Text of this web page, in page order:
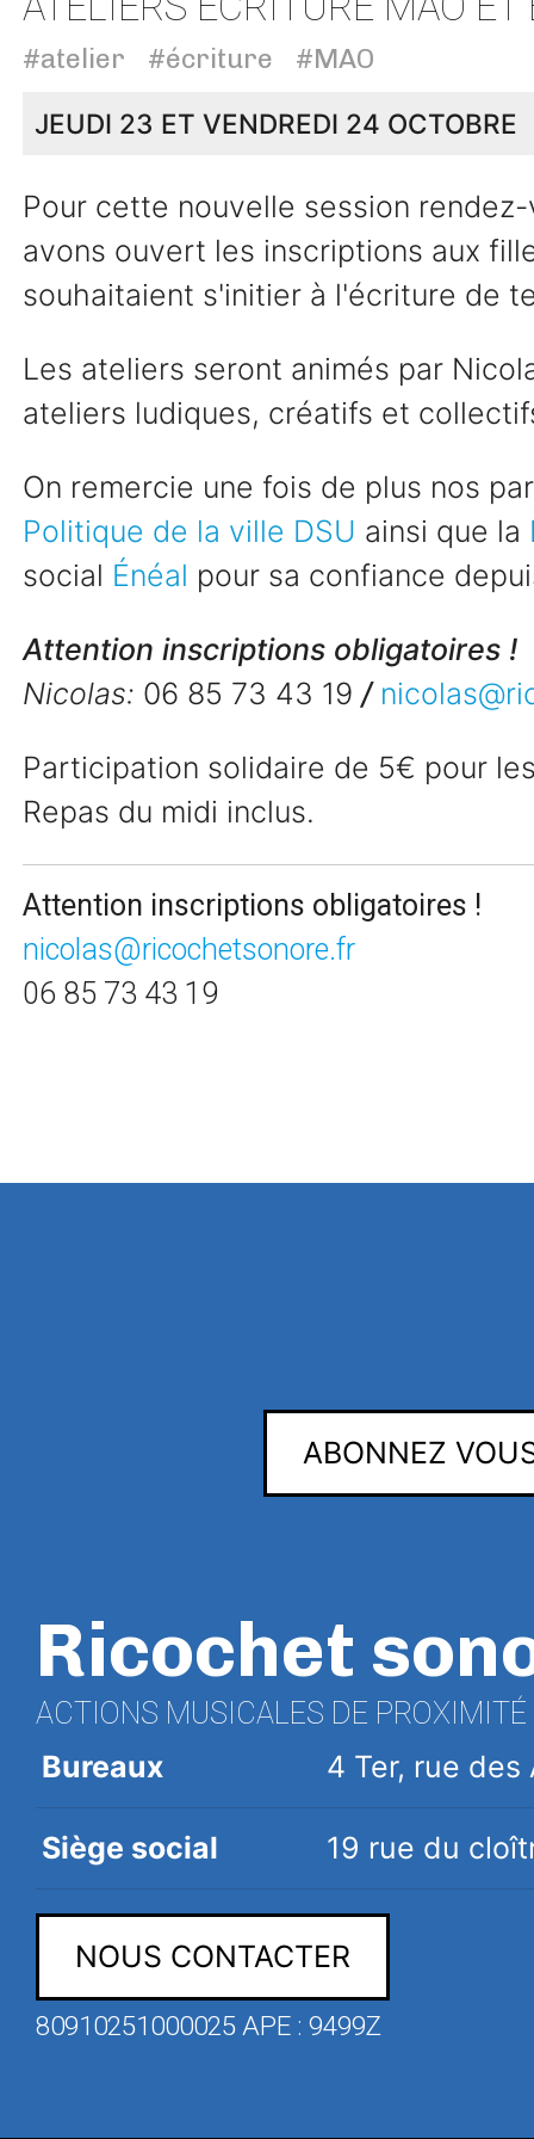
#atelier #écriture
#MAO
JEUDI 23 ET VENDREDI 24 OCTOBRE
Pour cette nouvelle session
avons ouvert les inscriptions aux
souhaitaient s'initier à l'écriture de
Les ateliers seront animés par
ateliers ludiques, créatifs et
On remercie une fois de plus nos
Politique de la ville DSU ainsi que la
social Énéal pour sa confiance
Attention inscriptions obligatoires !
Nicolas: 06 85 73 43 19 /
Participation solidaire de 5€ pour
Repas du midi inclus.
Attention inscriptions obligatoires !
nicolas@ricochetsonore.fr
06 85 73 43 19
ABONNEZ
Ricochet
ACTIONS MUSICALES DE PROXIMITÉ
Bureaux 4 Ter, rue des
Siège social 19 rue du
NOUS CONTACTER
80910251000025 APE : 9499Z